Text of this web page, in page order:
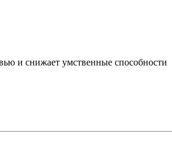
и снижает умственные способности